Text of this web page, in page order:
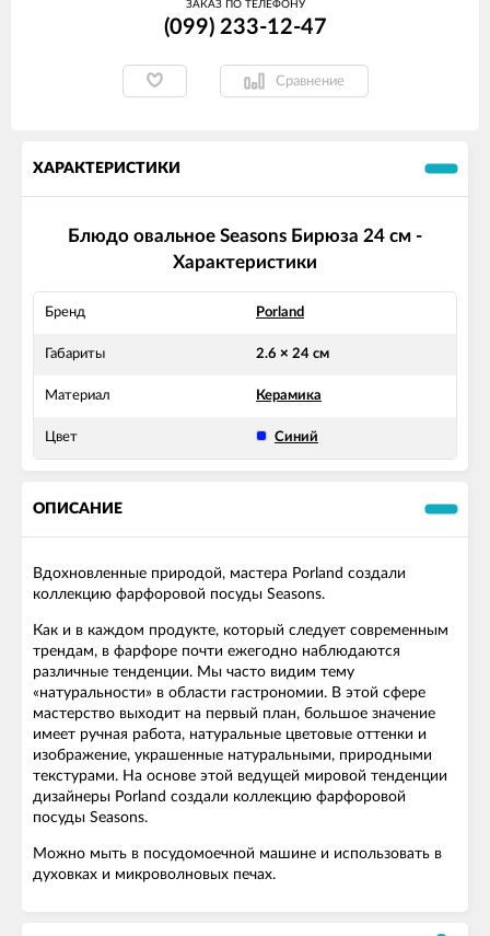
ЗАКАЗ ПО ТЕЛЕФОНУ
(099) 233-12-47
Сравнение
ХАРАКТЕРИСТИКИ
Блюдо овальное Seasons Бирюза 24 см -
Характеристики
Бренд Porland
Габариты 2.6 × 24 см
Материал Керамика
Цвет Синий
ОПИСАНИЕ
Вдохновленные природой, мастера Porland создали
коллекцию фарфоровой посуды Seasons.
Как и в каждом продукте, который следует современным
трендам, в фарфоре почти ежегодно наблюдаются
различные тенденции. Мы часто видим тему
«натуральности» в области гастрономии. В этой сфере
мастерство выходит на первый план, большое значение
имеет ручная работа, натуральные цветовые оттенки и
изображение, украшенные натуральными, природными
текстурами. На основе этой ведущей мировой тенденции
дизайнеры Porland создали коллекцию фарфоровой
посуды Seasons.
Можно мыть в посудомоечной машине и использовать в
духовках и микроволновых печах.